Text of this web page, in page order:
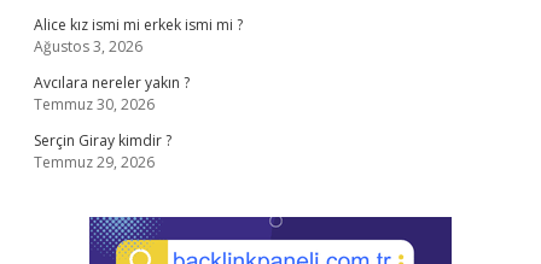
Alice kız ismi mi erkek ismi mi ?
Ağustos 3, 2026
Avcılara nereler yakın ?
Temmuz 30, 2026
Serçin Giray kimdir ?
Temmuz 29, 2026